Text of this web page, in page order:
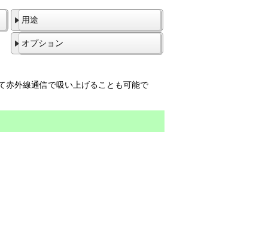
用途
オプション
赤外線通信で吸い上げることも可能で